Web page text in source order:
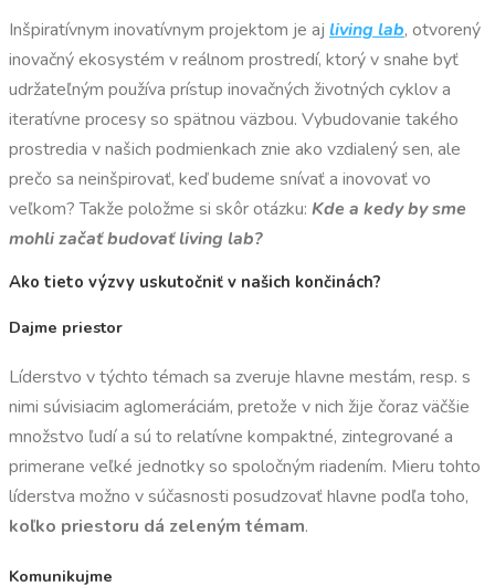
Inšpiratívnym inovatívnym projektom je aj living lab, otvorený
inovačný ekosystém v reálnom prostredí, ktorý v snahe byť
udržateľným používa prístup inovačných životných cyklov a
iteratívne procesy so spätnou väzbou. Vybudovanie takého
prostredia v našich podmienkach znie ako vzdialený sen, ale
prečo sa neinšpirovať, keď budeme snívať a inovovať vo
veľkom? Takže položme si skôr otázku: Kde a kedy by sme
mohli začať budovať living lab?
Ako tieto výzvy uskutočniť v našich končinách?
Dajme priestor
Líderstvo v týchto témach sa zveruje hlavne mestám, resp. s
nimi súvisiacim aglomeráciám, pretože v nich žije čoraz väčšie
množstvo ľudí a sú to relatívne kompaktné, zintegrované a
primerane veľké jednotky so spoločným riadením. Mieru tohto
líderstva možno v súčasnosti posudzovať hlavne podľa toho,
koľko priestoru dá zeleným témam.
Komunikujme